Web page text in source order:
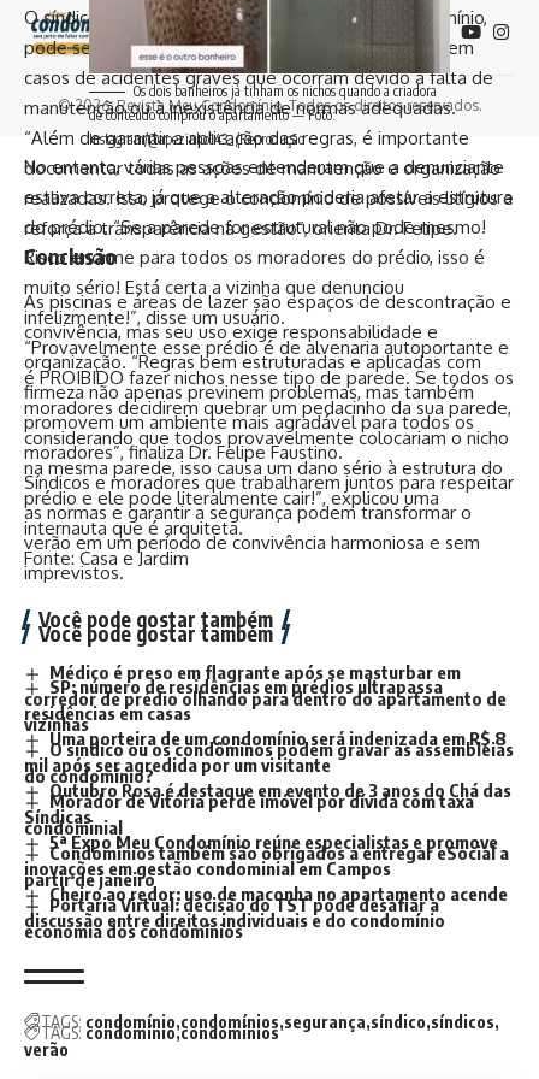
O síndico, como responsável pela gestão do condomínio,
pode ser responsabilizado civil e até criminalmente em
casos de acidentes graves que ocorram devido à falta de
manutenção ou à inexistência de normas adequadas.
“Além de garantir a aplicação das regras, é importante
documentar todas as ações de manutenção e organização
realizadas. Isso protege o condomínio de possíveis litígios e
reforça a transparência na gestão”, orienta Dr. Felipe.
Conclusão
As piscinas e áreas de lazer são espaços de descontração e
convivência, mas seu uso exige responsabilidade e
organização. “Regras bem estruturadas e aplicadas com
firmeza não apenas previnem problemas, mas também
promovem um ambiente mais agradável para todos os
moradores”, finaliza Dr. Felipe Faustino.
Síndicos e moradores que trabalharem juntos para respeitar
as normas e garantir a segurança podem transformar o
verão em um período de convivência harmoniosa e sem
imprevistos.
Você pode gostar também
SP: número de residências em prédios ultrapassa
residências em casas
Uma porteira de um condomínio será indenizada em R$ 8
mil após ser agredida por um visitante
Outubro Rosa é destaque em evento de 3 anos do Chá das
Síndicas
5ª Expo Meu Condomínio reúne especialistas e promove
inovações em gestão condominial em Campos
Cheiro ao redor: uso de maconha no apartamento acende
discussão entre direitos individuais e do condomínio
TAGS: condomínio condomínios segurança síndico síndicos
verão
Os dois banheiros já tinham os nichos quando a criadora
de conteúdo comprou o apartamento — Foto:
Instagram/@apezinho143_/Reprodução
No entanto, várias pessoas entenderam que a denunciante
estava correta, já que a alteração poderia afetar a estrutura
do prédio. “Se a parede for estrutural não pode mesmo!
Risco enorme para todos os moradores do prédio, isso é
muito sério! Está certa a vizinha que denunciou
infelizmente!”, disse um usuário.
“Provavelmente esse prédio é de alvenaria autoportante e
é PROIBIDO fazer nichos nesse tipo de parede. Se todos os
moradores decidirem quebrar um pedacinho da sua parede,
considerando que todos provavelmente colocariam o nicho
na mesma parede, isso causa um dano sério à estrutura do
prédio e ele pode literalmente cair!”, explicou uma
internauta que é arquiteta.
Fonte: Casa e Jardim
Você pode gostar também
Médico é preso em flagrante após se masturbar em
corredor de prédio olhando para dentro do apartamento de
vizinhas
O síndico ou os condôminos podem gravar as assembleias
do condomínio?
Morador de Vitória perde imóvel por dívida com taxa
condominial
Condomínios também são obrigados a entregar eSocial a
partir de janeiro
Portaria Virtual: decisão do TST pode desafiar a
economia dos condomínios
TAGS: condomínio condomínios
© 2026. Revista Meu Condomínio. Todos os direitos reservados.